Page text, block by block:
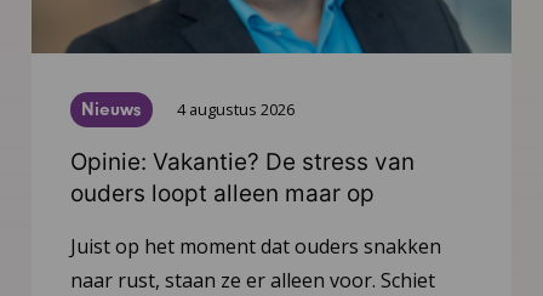
Nieuws 4 augustus 2026
Opinie: Vakantie? De stress van
ouders loopt alleen maar op
Juist op het moment dat ouders snakken
naar rust, staan ze er alleen voor. Schiet